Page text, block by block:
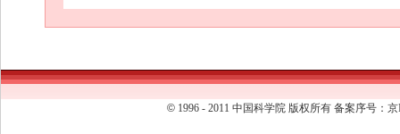
© 1996 - 2011 中国科学院 版权所有 备案序号：